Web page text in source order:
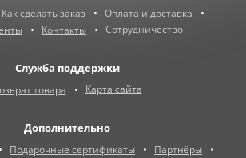
Как сделать заказ
Оплата и доставка
Контакты Сотрудничество
Служба поддержки
товара Карта сайта
Дополнительно
Подарочные сертификаты
Партнёры